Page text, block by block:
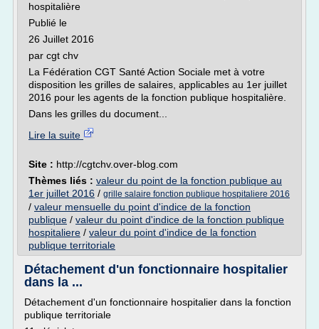
hospitalière
Publié le
26 Juillet 2016
par cgt chv
La Fédération CGT Santé Action Sociale met à votre
disposition les grilles de salaires, applicables au 1er juillet
2016 pour les agents de la fonction publique hospitalière.
Dans les grilles du document...
Lire la suite
Site : http://cgtchv.over-blog.com
Thèmes liés : valeur du point de la fonction publique au
1er juillet 2016 / grille salaire fonction publique hospitaliere 2016
/ valeur mensuelle du point d'indice de la fonction
publique / valeur du point d'indice de la fonction publique
hospitaliere / valeur du point d'indice de la fonction
publique territoriale
Détachement d'un fonctionnaire hospitalier
dans la ...
Détachement d'un fonctionnaire hospitalier dans la fonction
publique territoriale